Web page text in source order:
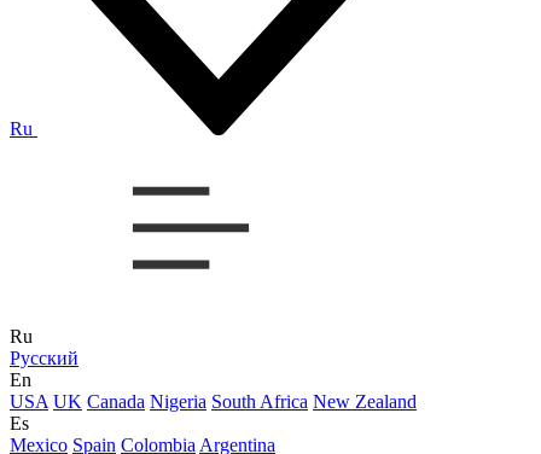
Ru
Ru
Русский
En
USA UK Canada Nigeria South Africa New Zealand
Es
Mexico Spain Colombia Argentina